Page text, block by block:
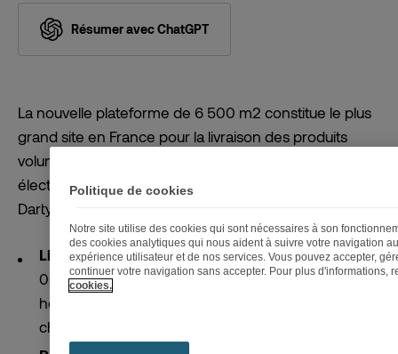
Résumer avec ChatGPT
La nouvelle plateforme de 6 500 m2 constitue le plus
grand site en France pour la livraison des produits
volumineux, comme les téléviseurs et les gros
électroménagers. Ce nouvel outil industriel de Fnac
Darty est destiné à 3 métiers :
Livraison de produits volumineux :plus de 200
000 clients livrés en J+1 sur un créneau de 2
heures en région parisienne, grâce à 50 quais de
chargement ;
Politique de cookies
Notre site utilise des cookies qui sont nécessaires à son
des cookies analytiques qui nous aident à suivre votre navigation
expérience utilisateur et de nos services. Vous pouvez accepter,
continuer votre navigation sans accepter. Pour plus d'informations,
cookies.